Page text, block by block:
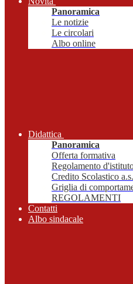
Panoramica
Le notizie
Le circolari
Albo online
Didattica
Panoramica
Offerta formativa
Regolamento
Credito Scolastico
Griglia di
REGOLAMENTI
Contatti
Albo sindacale